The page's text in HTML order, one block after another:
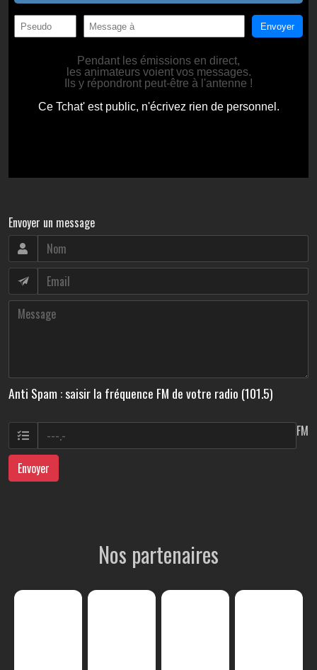
Envoyer un message
Anti Spam : saisir la fréquence FM de votre radio (101.5)
FM
Envoyer
Nos partenaires